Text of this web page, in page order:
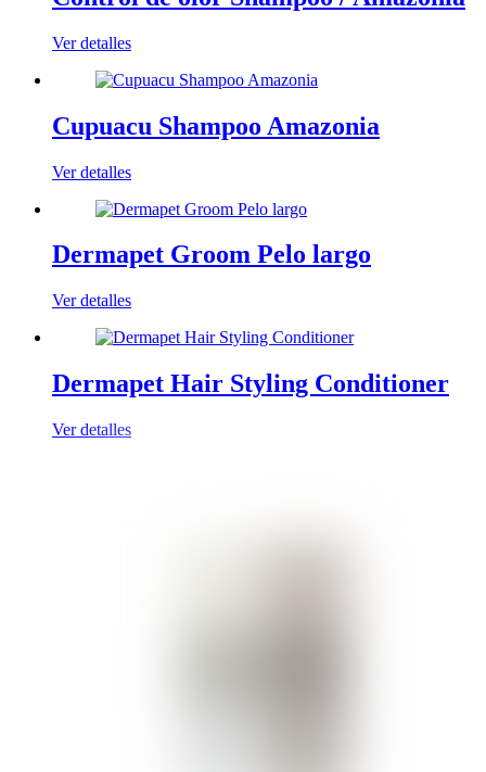
Ver detalles
Cupuacu Shampoo Amazonia
Ver detalles
Dermapet Groom Pelo largo
Ver detalles
Dermapet Hair Styling Conditioner
Ver detalles